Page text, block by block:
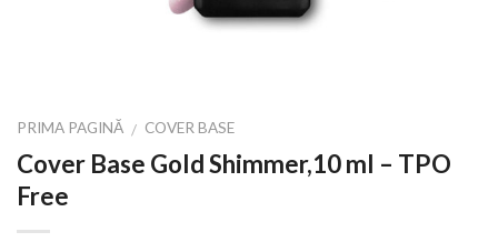
PRIMA PAGINĂ / COVER BASE
Cover Base Gold Shimmer,10 ml – TPO
Free